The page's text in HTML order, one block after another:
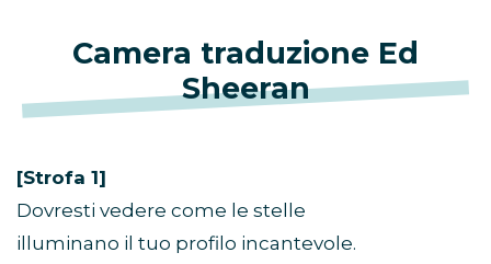
Camera traduzione Ed
Sheeran
[Strofa 1]
Dovresti vedere come le stelle
illuminano il tuo profilo incantevole.